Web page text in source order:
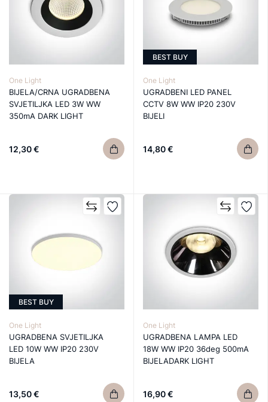
One Light
BIJELA/CRNA UGRADBENA
SVJETILJKA LED 3W WW
350mA DARK LIGHT
12,30 €
BEST BUY
One Light
UGRADBENI LED PANEL
CCTV 8W WW IP20 230V
BIJELI
14,80 €
BEST BUY
One Light
UGRADBENA SVJETILJKA
LED 10W WW IP20 230V
BIJELA
13,50 €
One Light
UGRADBENA LAMPA LED
18W WW IP20 36deg 500mA
BIJELADARK LIGHT
16,90 €